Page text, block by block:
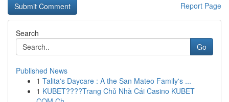
Report Page
Search
Go
Published News
1 Talita's Daycare : A the San Mateo Family's ...
1 KUBET????️Trang Chủ Nhà Cái Casino KUBET